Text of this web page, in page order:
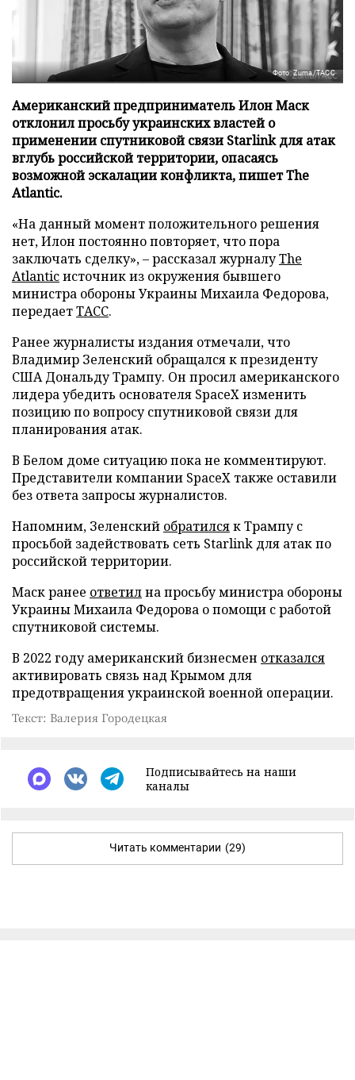
Фото: Zuma/ТАСС
Американский предприниматель Илон Маск
отклонил просьбу украинских властей о
применении спутниковой связи Starlink для атак
вглубь российской территории, опасаясь
возможной эскалации конфликта, пишет The
Atlantic.
«На данный момент положительного решения
нет, Илон постоянно повторяет, что пора
заключать сделку», – рассказал журналуThe
Atlanticисточник из окружения бывшего
министра обороны Украины Михаила Федорова,
передаетТАСС.
Ранее журналисты издания отмечали, что
Владимир Зеленский обращался к президенту
США Дональду Трампу. Он просил американского
лидера убедить основателя SpaceX изменить
позицию по вопросу спутниковой связи для
планирования атак.
В Белом доме ситуацию пока не комментируют.
Представители компании SpaceX также оставили
без ответа запросы журналистов.
Напомним, Зеленский обратилсяк Трампу с
просьбой задействовать сеть Starlink для атак по
российской территории.
Маск ранее ответилна просьбу министра обороны
Украины Михаила Федорова о помощи с работой
спутниковой системы.
В 2022 году американский бизнесмен отказался
активировать связь над Крымом для
предотвращения украинской военной операции.
Текст: Валерия Городецкая
Подписывайтесь на наши
каналы
Читать комментарии (29)